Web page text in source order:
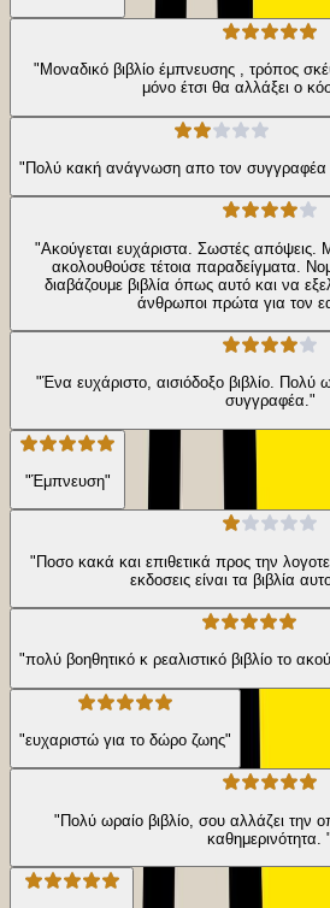
"Μοναδικό βιβλίο έμπνευσης , τρόπος
μόνο έτσι θα αλλάξει ο
"Πολύ κακή ανάγνωση απο τον συγγραφέα
"Ακούγεται ευχάριστα. Σωστές απόψεις.
ακολουθούσε τέτοια παραδείγματα.
διαβάζουμε βιβλία όπως αυτό και να
άνθρωποι πρώτα για τον
"Ένα ευχάριστο, αισιόδοξο βιβλίο.
συγγραφέα."
"Έμπνευση"
"Ποσο κακά και επιθετικά προς την
εκδοσεις είναι τα βιβλία
"πολύ βοηθητικό κ ρεαλιστικό βιβλίο το
"ευχαριστώ για το δώρο ζωης"
"Πολύ ωραίο βιβλίο, σου αλλάζει την
καθημερινότητα. "